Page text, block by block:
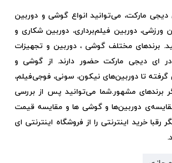
دیجی مارکت، می‌توانید انواع گوشی و دوربین
ورزشی، دوربین فیلم‌برداری، دوربین شکاری و
برندهای مختلف گوشی ، دوربین و تجهیزات
در ای دیجی مارکت حضور دارند. از گوشی و
تا دوربین‌های نیکون، سونی، فوجی‌فیلم،
برندهای مشهور.شما می‌توانید پس از بررسی
دوربین‌ها و گوشی ها و مقایسه قیمت
خرید اینترنتی را از فروشگاه اینترنتی ای